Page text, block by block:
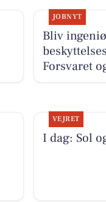
JOBNYT
Bliv
Forsvaret
VEJRET
I dag: Sol